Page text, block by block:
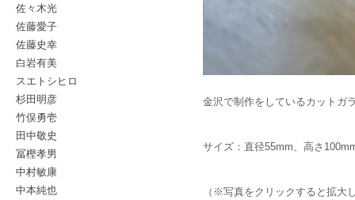
佐々木光
佐藤愛子
佐藤史幸
白岩有美
スエトシヒロ
杉田明彦
竹俣勇壱
田中敬史
冨樫孝男
中村敏康
中本純也
金沢で制作をしているカットガ
サイズ：直径55mm、高さ
（※写真をクリックすると拡大